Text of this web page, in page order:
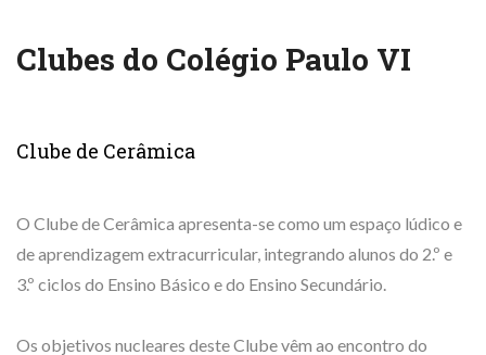
Clubes do Colégio Paulo VI
Clube de Cerâmica
O Clube de Cerâmica apresenta-se como um espaço lúdico e
de aprendizagem extracurricular, integrando alunos do 2.º e
3.º ciclos do Ensino Básico e do Ensino Secundário.
Os objetivos nucleares deste Clube vêm ao encontro do